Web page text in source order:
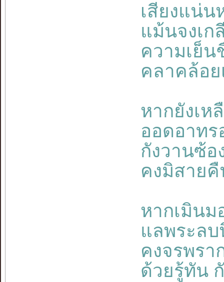
เสียงแน่
แม้นจงเก
ความเย็น
คลาคล้อ
หากยังเห
ออดอาทร
กังวานซ้อ
คงมิสาย
หากเมินม
แลพระล
คงจรพรา
ด้วยรู้ทัน